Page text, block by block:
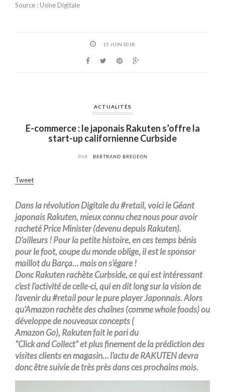
Source : Usine Digitale
15 JUIN 2018
ACTUALITÉS
E-commerce : le japonais Rakuten s’offre la
start-up californienne Curbside
PAR BERTRAND BREGEON
Tweet
Dans la révolutionDigitaledu #retail,voici le Géant
japonaisRakuten,mieux connu chez nous pour avoir
rachetéPriceMinister(devenu depuis Rakuten).
D’ailleurs ! Pour la petite histoire, en ces temps bénis
pour le foot, coupe du monde oblige, il est le sponsor
maillot duBarça…mais on s’égare !
DoncRakutenrachèteCurbside,ce qui est intéressant
c’est l’activité decelle-ci,qui en dit long sur la vision de
l’avenir du #retailpourle pureplayerJaponnais. Alors
qu’Amazonrachète des chaînes (commewholefoods)ou
développe de nouveaux concepts(
AmazonGo), Rakutenfait le pari du
“ClickandCollect”et plus finement de la prédiction des
visites clients en magasin… l’actudeRAKUTENdevra
donc être suivie de très près dans cesprochains mois.